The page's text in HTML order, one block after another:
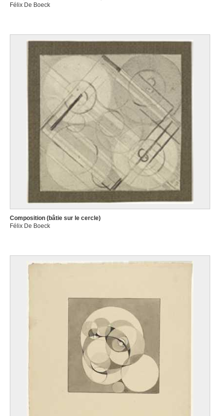
Félix De Boeck
Composition (bâtie sur le cercle)
Félix De Boeck